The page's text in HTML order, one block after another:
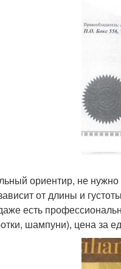
ориентир, не
от длины и
есть
шампуни), цена за